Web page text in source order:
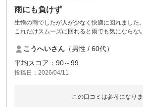
雨にも負けず
生憎の雨でしたが人が少なく快適に回れました。
これだけスムーズに回れると雨でも気にならな
こうへいさん （男性 / 60代）
平均スコア：90～99
投稿日：2026/04/11
この口コミは参考になり